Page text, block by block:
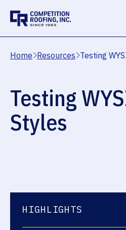
Home Resources Testing
Testing
Styles
HIGHLIGHTS